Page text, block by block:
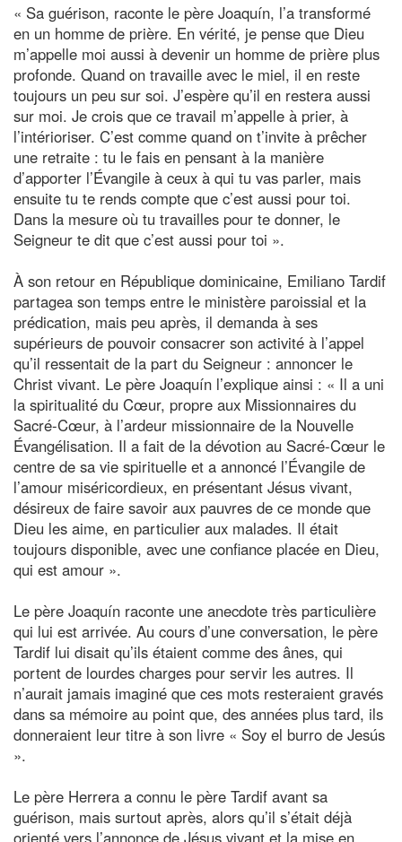
« Sa guérison, raconte le père Joaquín, l’a transformé
en un homme de prière. En vérité, je pense que Dieu
m’appelle moi aussi à devenir un homme de prière plus
profonde. Quand on travaille avec le miel, il en reste
toujours un peu sur soi. J’espère qu’il en restera aussi
sur moi. Je crois que ce travail m’appelle à prier, à
l’intérioriser. C’est comme quand on t’invite à prêcher
une retraite : tu le fais en pensant à la manière
d’apporter l’Évangile à ceux à qui tu vas parler, mais
ensuite tu te rends compte que c’est aussi pour toi.
Dans la mesure où tu travailles pour te donner, le
Seigneur te dit que c’est aussi pour toi ».
À son retour en République dominicaine, Emiliano Tardif
partagea son temps entre le ministère paroissial et la
prédication, mais peu après, il demanda à ses
supérieurs de pouvoir consacrer son activité à l’appel
qu’il ressentait de la part du Seigneur : annoncer le
Christ vivant. Le père Joaquín l’explique ainsi : « Il a uni
la spiritualité du Cœur, propre aux Missionnaires du
Sacré-Cœur, à l’ardeur missionnaire de la Nouvelle
Évangélisation. Il a fait de la dévotion au Sacré-Cœur le
centre de sa vie spirituelle et a annoncé l’Évangile de
l’amour miséricordieux, en présentant Jésus vivant,
désireux de faire savoir aux pauvres de ce monde que
Dieu les aime, en particulier aux malades. Il était
toujours disponible, avec une confiance placée en Dieu,
qui est amour ».
Le père Joaquín raconte une anecdote très particulière
qui lui est arrivée. Au cours d’une conversation, le père
Tardif lui disait qu’ils étaient comme des ânes, qui
portent de lourdes charges pour servir les autres. Il
n’aurait jamais imaginé que ces mots resteraient gravés
dans sa mémoire au point que, des années plus tard, ils
donneraient leur titre à son livre « Soy el burro de Jesús
».
Le père Herrera a connu le père Tardif avant sa
guérison, mais surtout après, alors qu’il s’était déjà
orienté vers l’annonce de Jésus vivant et la mise en